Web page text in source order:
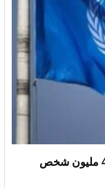
الأمم المتحدة تحذر: ظاهرة “النينيو” تدفع 49 مليون شخص